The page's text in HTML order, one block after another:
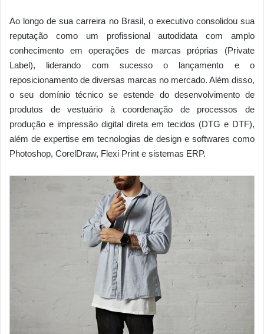
Ao longo de sua carreira no Brasil, o executivo consolidou sua
reputação como um profissional autodidata com amplo
conhecimento em operações de marcas próprias (Private
Label), liderando com sucesso o lançamento e o
reposicionamento de diversas marcas no mercado. Além disso,
o seu domínio técnico se estende do desenvolvimento de
produtos de vestuário à coordenação de processos de
produção e impressão digital direta em tecidos (DTG e DTF),
além de expertise em tecnologias de design e softwares como
Photoshop, CorelDraw, Flexi Print e sistemas ERP.